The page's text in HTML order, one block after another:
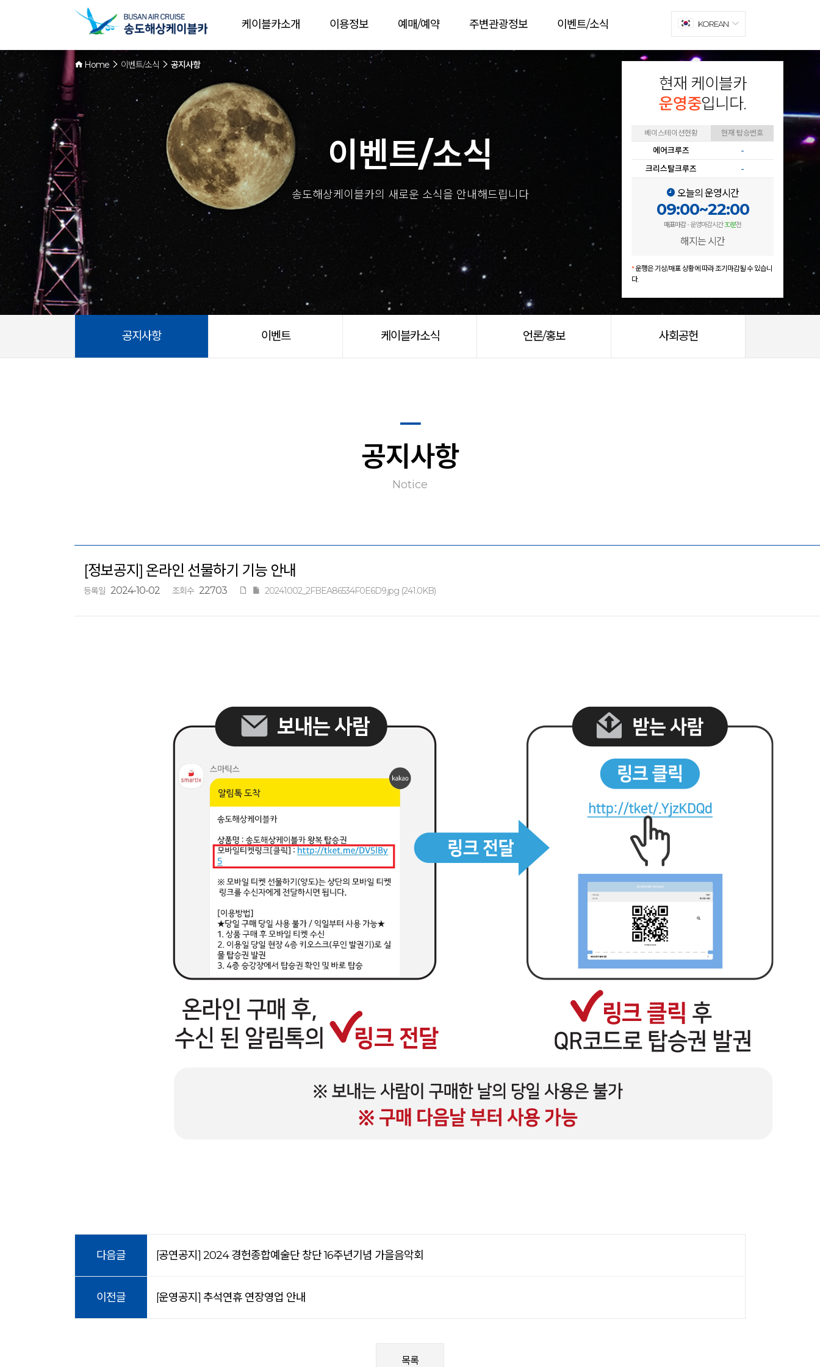
현재 케이블카
운영중입니다.
베이스테이션현황 현재 탑승번호
에어크루즈
-
크리스탈크루즈
-
오늘의 운영시간
09:00~22:00
매표마감- 운영마감시간30분전
해지는 시간
*운행은 기상/매표 상황에 따라 조기마감될 수 있습니
다.
케이블카소개 이용정보 예매/예약 주변관광정보 이벤트/소식 KOREAN
Home 이벤트/소식 공지사항
이벤트/소식
송도해상케이블카의 새로운 소식을 안내해드립니다
공지사항 이벤트 케이블카소식 언론/홍보 사회공헌
공지사항
Notice
[정보공지] 온라인 선물하기 기능 안내
등록일 2024-10-02 조회수 22703 20241002_2FBEA86534F0E6D9.jpg (241.0KB)
다음글 [공연공지] 2024 경헌종합예술단 창단 16주년기념 가을음악회
이전글 [운영공지] 추석연휴 연장영업 안내
목록